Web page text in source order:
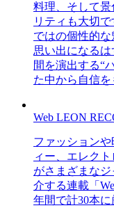
料理、そして
リティも大切
ではの個性的
思い出になる
間を演出する“
た中から自信を
Web LEON
ファッション
ィー、エレク
がさまざまな
介する連載「
年間で計30本